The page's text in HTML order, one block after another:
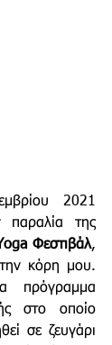
2021
παραλία της
Φεστιβάλ,
κόρη μου.
πρόγραμμα
στο οποίο
σε ζευγάρι